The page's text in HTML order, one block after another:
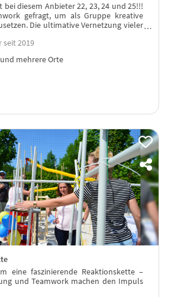
bei diesem Anbieter 22, 23, 24 und 25!!!
gefragt, um als Gruppe kreative
Die ultimative Vernetzung vieler
seit 2019
mehrere Orte
eine faszinierende Reaktionskette –
und Teamwork machen den Impuls